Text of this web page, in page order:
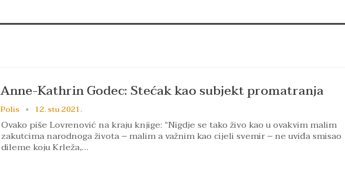
Anne-Kathrin Godec: Stećak kao subjekt promatranja
Polis 12. stu 2021.
Ovako piše Lovrenović na kraju knjige: “Nigdje se tako živo kao u ovakvim malim
zakutcima narodnoga života – malim a važnim kao cijeli svemir – ne uviđa smisao
dileme koju Krleža,…